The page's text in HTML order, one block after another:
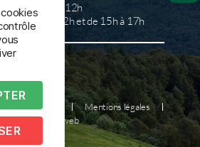
de 8h à 12h
de 8h à 12h et de 15h à 17h
Nous contacter
Mentions légales
Réalisé par illicoweb